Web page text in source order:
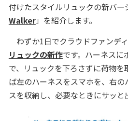
付けたスタイルリュックの新バー
Walker」を紹介します。
わずか1日でクラウドファンデ
リュックの新作です。ハーネスに
で、リュックを下ろさずに荷物を
ば左のハーネスをスマホを、右の
スを収納し、必要なときにサッと